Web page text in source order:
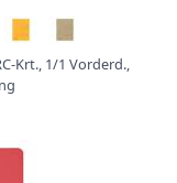
Krt., 1/1 Vorderd.,